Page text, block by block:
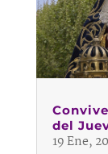
del
19 Ene,